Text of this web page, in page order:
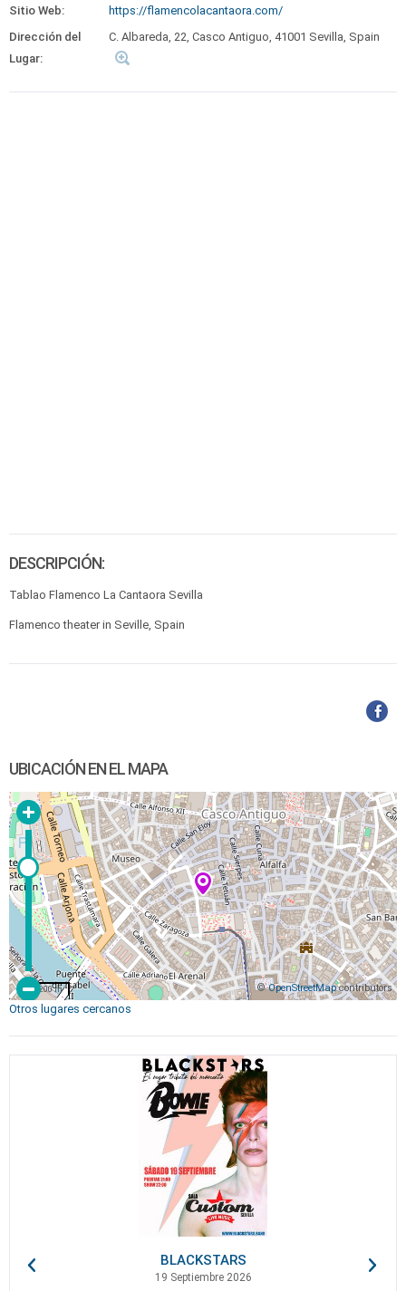
Sitio Web:
https://flamencolacantaora.com/
Dirección del
Lugar:
C. Albareda, 22, Casco Antiguo, 41001 Sevilla, Spain
DESCRIPCIÓN:
Tablao Flamenco La Cantaora Sevilla
Flamenco theater in Seville, Spain
UBICACIÓN EN EL MAPA
©OpenStreetMapcontributors
200 m
Otros lugares cercanos
BLACKSTARS
19 Septiembre 2026